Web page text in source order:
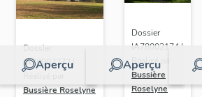
Aperçu
Dossier
IA78002272 |
Bussière Roselyne
Aperçu
Dossier
IA78002174 |
Réalisé par
Bussière
Roselyne